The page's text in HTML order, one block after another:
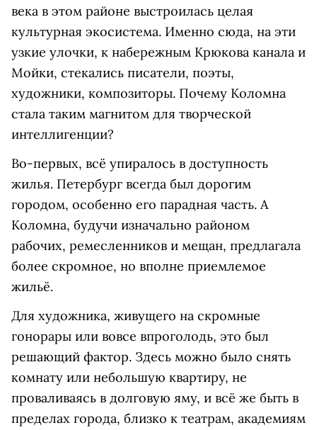
века в этом районе выстроилась целая
культурная экосистема. Именно сюда, на эти
узкие улочки, к набережным Крюкова канала и
Мойки, стекались писатели, поэты,
художники, композиторы. Почему Коломна
стала таким магнитом для творческой
интеллигенции?
Во-первых, всё упиралось в доступность
жилья. Петербург всегда был дорогим
городом, особенно его парадная часть. А
Коломна, будучи изначально районом
рабочих, ремесленников и мещан, предлагала
более скромное, но вполне приемлемое
жильё.
Для художника, живущего на скромные
гонорары или вовсе впроголодь, это был
решающий фактор. Здесь можно было снять
комнату или небольшую квартиру, не
проваливаясь в долговую яму, и всё же быть в
пределах города, близко к театрам, академиям